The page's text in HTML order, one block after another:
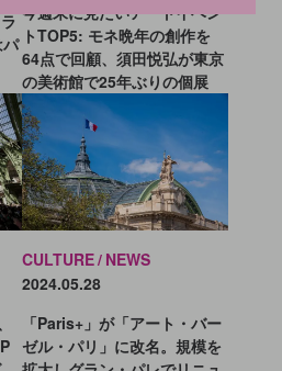
今週末に見たいアートイベン
トTOP5: モネ晩年の創作を
64点で回顧、須田悦弘が東京
の美術館で25年ぶりの個展
CULTURE NEWS
2024.05.28
「Paris+」が「アート・バー
ゼル・パリ」に改名。規模を